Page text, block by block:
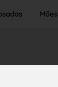
Mães